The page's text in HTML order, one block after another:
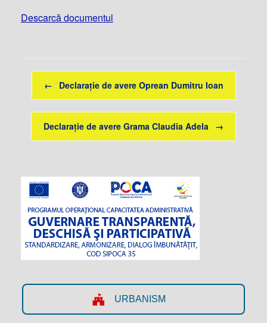
Descarcă documentul
← Declarație de avere Oprean Dumitru Ioan
Declarație de avere Grama Claudia Adela →
URBANISM